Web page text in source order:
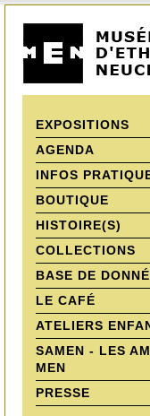
EXPOSITIONS
AGENDA
INFOS
BOUTIQUE
HISTOIRE(S)
COLLECTIONS
BASE DE
LE CAFÉ
ATELIERS
SAMEN - LES
MEN
PRESSE